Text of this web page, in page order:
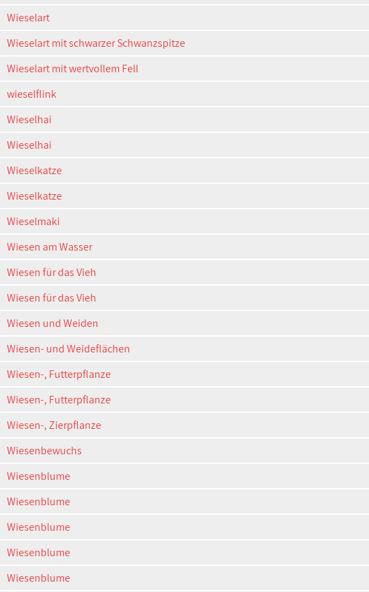
Wieselart
Wieselart mit schwarzer Schwanzspitze
Wieselart mit wertvollem Fell
wieselflink
Wieselhai
Wieselhai
Wieselkatze
Wieselkatze
Wieselmaki
Wiesen am Wasser
Wiesen für das Vieh
Wiesen für das Vieh
Wiesen und Weiden
Wiesen- und Weideflächen
Wiesen-, Futterpflanze
Wiesen-, Futterpflanze
Wiesen-, Zierpflanze
Wiesenbewuchs
Wiesenblume
Wiesenblume
Wiesenblume
Wiesenblume
Wiesenblume